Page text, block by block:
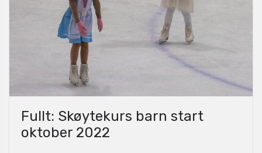
Fullt: Skøytekurs barn start
oktober 2022